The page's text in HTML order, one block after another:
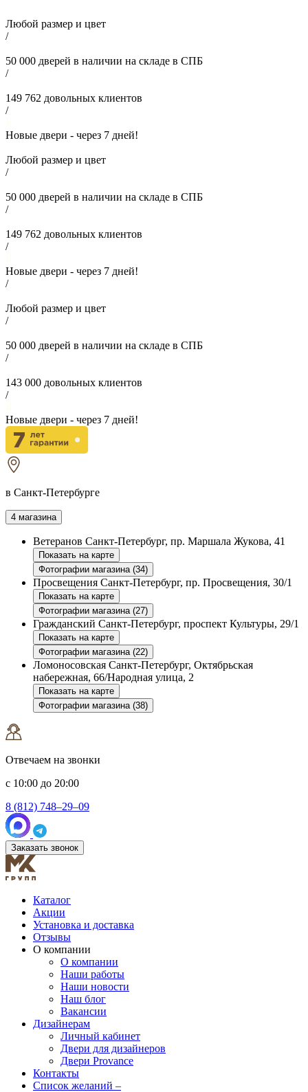
Любой размер и цвет
/
50 000 дверей в наличии на складе в СПБ
/
149 762 довольных клиентов
/
Новые двери - через 7 дней!
Любой размер и цвет
/
50 000 дверей в наличии на складе в СПБ
/
149 762 довольных клиентов
/
Новые двери - через 7 дней!
/
Любой размер и цвет
/
50 000 дверей в наличии на складе в СПБ
/
143 000 довольных клиентов
/
Новые двери - через 7 дней!
в Санкт-Петербурге
4 магазина
Ветеранов Санкт-Петербург, пр. Маршала Жукова, 41
Показать на карте
Фотографии магазина (34)
Просвещения Санкт-Петербург, пр. Просвещения, 30/1
Показать на карте
Фотографии магазина (27)
Гражданский Санкт-Петербург, проспект Культуры, 29/1
Показать на карте
Фотографии магазина (22)
Ломоносовская Санкт-Петербург, Октябрьская
набережная, 66/Народная улица, 2
Показать на карте
Фотографии магазина (38)
Отвечаем на звонки
с 10:00 до 20:00
8 (812) 748–29–09
Заказать звонок
Каталог
Акции
Установка и доставка
Отзывы
О компании
О компании
Наши работы
Наши новости
Наш блог
Вакансии
Дизайнерам
Личный кабинет
Двери для дизайнеров
Двери Provance
Контакты
Список желаний –